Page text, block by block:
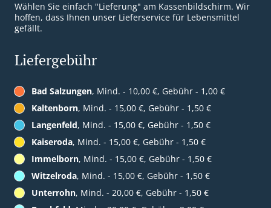
Wählen Sie einfach "Lieferung" am Kassenbildschirm. Wir
hoffen, dass Ihnen unser Lieferservice für Lebensmittel
gefällt.
Liefergebühr
Bad Salzungen, Mind. - 10,00 €, Gebühr - 1,00 €
Kaltenborn, Mind. - 15,00 €, Gebühr - 1,50 €
Langenfeld, Mind. - 15,00 €, Gebühr - 1,50 €
Kaiseroda, Mind. - 15,00 €, Gebühr - 1,50 €
Immelborn, Mind. - 15,00 €, Gebühr - 1,50 €
Witzelroda, Mind. - 15,00 €, Gebühr - 1,50 €
Unterrohn, Mind. - 20,00 €, Gebühr - 1,50 €